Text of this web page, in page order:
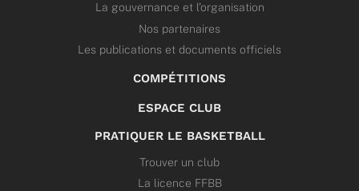
La gouvernance et l’organisation
Nos partenaires
Les publications et documents officiels
COMPÉTITIONS
ESPACE CLUB
PRATIQUER LE BASKETBALL
Trouver un club
La licence FFBB